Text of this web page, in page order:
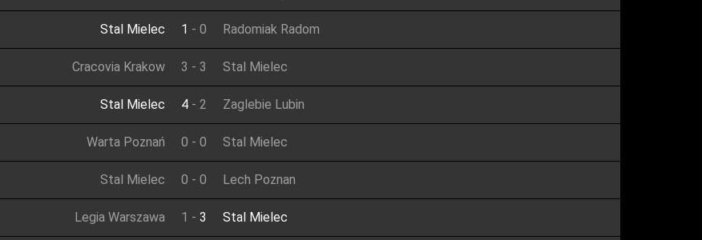
Stal Mielec 1 - 0 Radomiak Radom
Cracovia Krakow 3 - 3 Stal Mielec
Stal Mielec 4 - 2 Zaglebie Lubin
Warta Poznań 0 - 0 Stal Mielec
Stal Mielec 0 - 0 Lech Poznan
Legia Warszawa 1 - 3 Stal Mielec